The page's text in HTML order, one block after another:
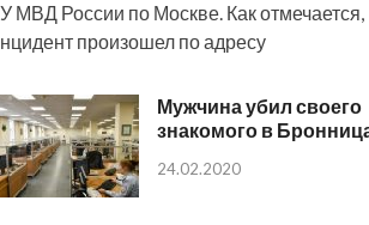
МВД России по Москве. Как отмечается,
произошел по адресу
Мужчина убил своего
знакомого в
24.02.2020